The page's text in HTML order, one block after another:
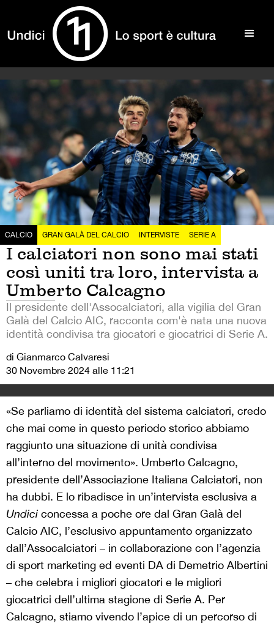
CALCIO GRAN GALÀ DEL CALCIO INTERVISTE SERIE A
I calciatori non sono mai stati
così uniti tra loro, intervista a
Umberto Calcagno
Il presidente dell'Assocalciatori, alla vigilia del Gran
Galà del Calcio AIC, racconta com'è nata una nuova
identità condivisa tra giocatori e giocatrici di Serie A.
di Gianmarco Calvaresi
30 Novembre 2024 alle 11:21
«Se parliamo di identità del sistema calciatori, credo
che mai come in questo periodo storico abbiamo
raggiunto una situazione di unità condivisa
all’interno del movimento». Umberto Calcagno,
presidente dell’Associazione Italiana Calciatori, non
ha dubbi. E lo ribadisce in un’intervista esclusiva a
Undici concessa a poche ore dal Gran Galà del
Calcio AIC, l’esclusivo appuntamento organizzato
dall’Assocalciatori – in collaborazione con l’agenzia
di sport marketing ed eventi DA di Demetrio Albertini
– che celebra i migliori giocatori e le migliori
giocatrici dell’ultima stagione di Serie A. Per
Calcagno, stiamo vivendo l’apice di un percorso di